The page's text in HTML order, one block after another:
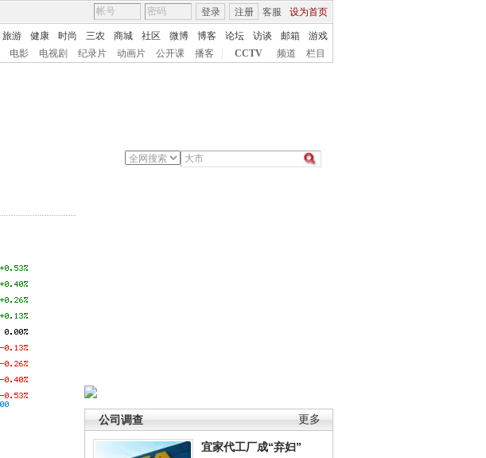
客服 设为首页
登录 注册
旅游 健康 时尚 三农 商城 社区 微博 博客 论坛 访谈 邮箱
游戏
电影 电视剧 纪录片 动画片 公开课 播客 CCTV 频道 栏目
更多
公司调查
宜家代工厂成“弃妇”